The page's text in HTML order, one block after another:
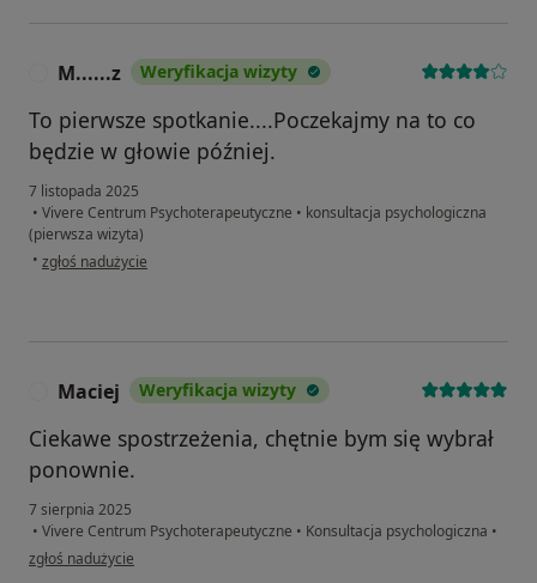
M......z Weryfikacja wizyty
To pierwsze spotkanie....Poczekajmy na to co
będzie w głowie później.
7 listopada 2025
• Vivere Centrum Psychoterapeutyczne • konsultacja psychologiczna
(pierwsza wizyta)
• w opinii użytkownika M......z
zgłoś nadużycie
Maciej Weryfikacja wizyty
Ciekawe spostrzeżenia, chętnie bym się wybrał
ponownie.
7 sierpnia 2025
• Vivere Centrum Psychoterapeutyczne • Konsultacja psychologiczna •
w opinii użytkownika Maciej
zgłoś nadużycie